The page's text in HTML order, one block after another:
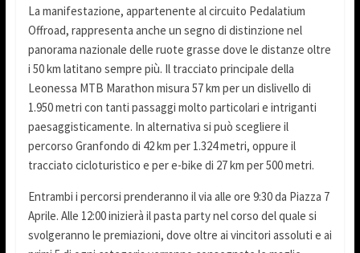
La manifestazione, appartenente al circuito Pedalatium
Offroad, rappresenta anche un segno di distinzione nel
panorama nazionale delle ruote grasse dove le distanze oltre
i 50 km latitano sempre più. Il tracciato principale della
Leonessa MTB Marathon misura 57 km per un dislivello di
1.950 metri con tanti passaggi molto particolari e intriganti
paesaggisticamente. In alternativa si può scegliere il
percorso Granfondo di 42 km per 1.324 metri, oppure il
tracciato cicloturistico e per e-bike di 27 km per 500 metri.
Entrambi i percorsi prenderanno il via alle ore 9:30 da Piazza 7
Aprile. Alle 12:00 inizierà il pasta party nel corso del quale si
svolgeranno le premiazioni, dove oltre ai vincitori assoluti e ai